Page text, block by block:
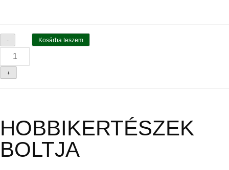
-
+
Kosárba teszem
HOBBIKERTÉSZEK
BOLTJA